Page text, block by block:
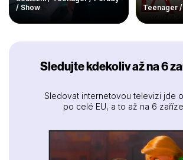
/ Show
Teenager
Sledujte kdekoliv až na 6
Sledovat internetovou televizi jde
po celé EU, a to až na 6